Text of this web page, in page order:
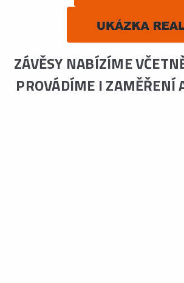
ZÁVĚSY NABÍZÍME
PROVÁDÍME I ZAMĚŘENÍ